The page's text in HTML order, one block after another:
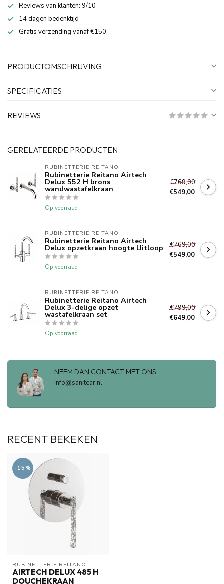
Reviews van klanten: 9/10
14 dagen bedenktijd
Gratis verzending vanaf €150
PRODUCTOMSCHRIJVING
SPECIFICATIES
REVIEWS
GERELATEERDE PRODUCTEN
RUBINETTERIE REITANO
Rubinetterie Reitano Airtech
Delux 552 H brons
wandwastafelkraan
Op voorraad
€769,00
€549,00
RUBINETTERIE REITANO
Rubinetterie Reitano Airtech
Delux opzetkraan hoogte Uitloop
Op voorraad
€769,00
€549,00
RUBINETTERIE REITANO
Rubinetterie Reitano Airtech
Delux 3-delige opzet
wastafelkraan set
Op voorraad
€799,00
€649,00
NEEM DAN CONTACT MET ONS
info@sanitear.nl
RECENT BEKEKEN
-15%
RUBINETTERIE REITANO
AIRTECH DELUX 485 H
DOUCHEKRAAN